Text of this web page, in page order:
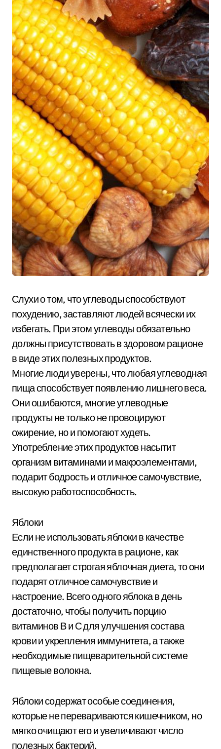
Слухи о том, что углеводы способствуют
похудению, заставляют людей всячески их
избегать. При этом углеводы обязательно
должны присутствовать в здоровом рационе
в виде этих полезных продуктов.
Многие люди уверены, что любая углеводная
пища способствует появлению лишнего веса.
Они ошибаются, многие углеводные
продукты не только не провоцируют
ожирение, но и помогают худеть.
Употребление этих продуктов насытит
организм витаминами и макроэлементами,
подарит бодрость и отличное самочувствие,
высокую работоспособность.
Яблоки
Если не использовать яблоки в качестве
единственного продукта в рационе, как
предполагает строгая яблочная диета, то они
подарят отличное самочувствие и
настроение. Всего одного яблока в день
достаточно, чтобы получить порцию
витаминов В и С для улучшения состава
крови и укрепления иммунитета, а также
необходимые пищеварительной системе
пищевые волокна.
Яблоки содержат особые соединения,
которые не перевариваются кишечником, но
мягко очищают его и увеличивают число
полезных бактерий.